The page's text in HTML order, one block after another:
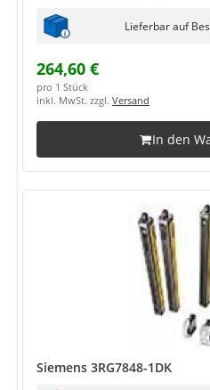
Lieferbar auf
264,60 €
pro 1 Stück
inkl. MwSt. zzgl. Versand
In den
Siemens 3RG7848-1DK